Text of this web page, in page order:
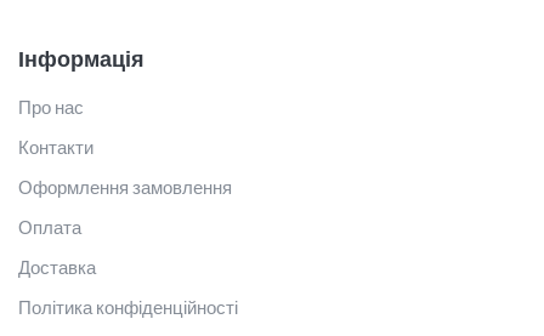
Інформація
Про нас
Контакти
Оформлення замовлення
Оплата
Доставка
Політика конфіденційності